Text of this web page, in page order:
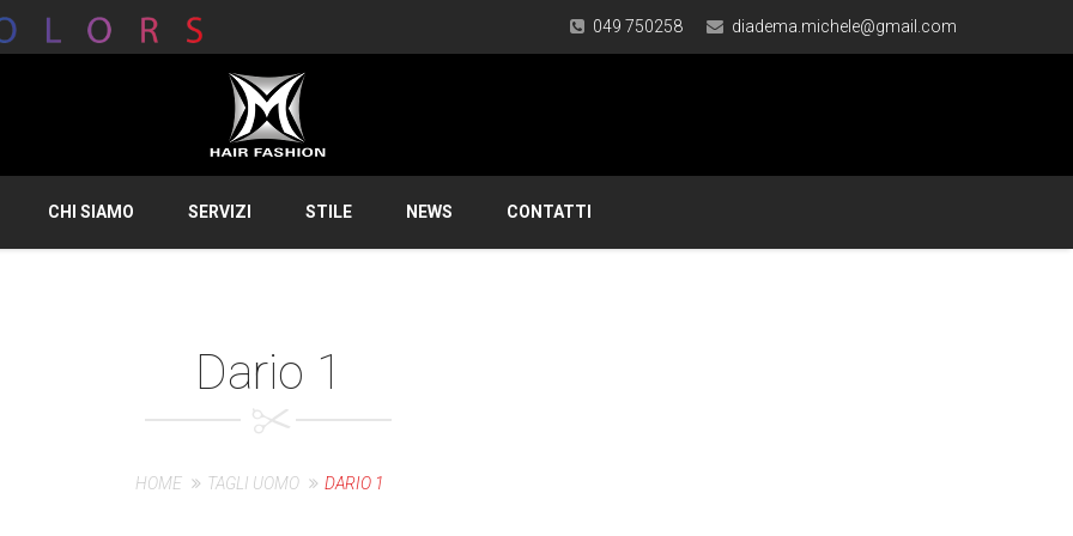
049 750258 diadema.michele@gmail.com
CHI SIAMO SERVIZI STILE NEWS CONTATTI
Dario 1
HOME TAGLI UOMO DARIO 1